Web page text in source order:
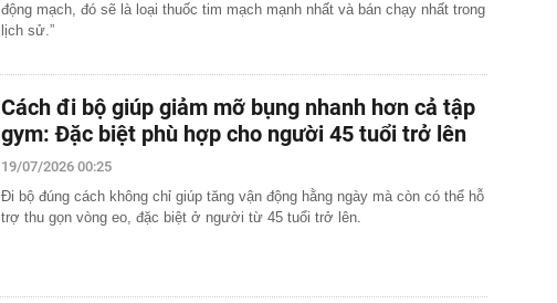
động mạch, đó sẽ là loại thuốc tim mạch mạnh nhất và bán chạy nhất trong
lịch sử.”
Cách đi bộ giúp giảm mỡ bụng nhanh hơn cả tập
gym: Đặc biệt phù hợp cho người 45 tuổi trở lên
19/07/2026 00:25
Đi bộ đúng cách không chỉ giúp tăng vận động hằng ngày mà còn có thể hỗ
trợ thu gọn vòng eo, đặc biệt ở người từ 45 tuổi trở lên.